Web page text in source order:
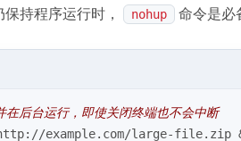
持程序运行时， nohup 命令是必
后台运行，即使关闭终端也不会中断
http://example.com/large-file.zip